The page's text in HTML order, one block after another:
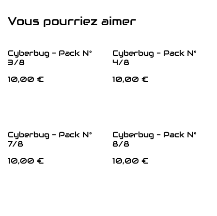
Vous pourriez aimer
Cyberbug - Pack N°
3/8
10,00 €
Cyberbug - Pack N°
4/8
10,00 €
Cyberbug - Pack N°
7/8
10,00 €
Cyberbug - Pack N°
8/8
10,00 €